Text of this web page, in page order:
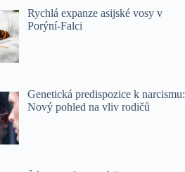
Rychlá expanze asijské vosy v
Porýní-Falci
Genetická predispozice k narcismu:
Nový pohled na vliv rodičů